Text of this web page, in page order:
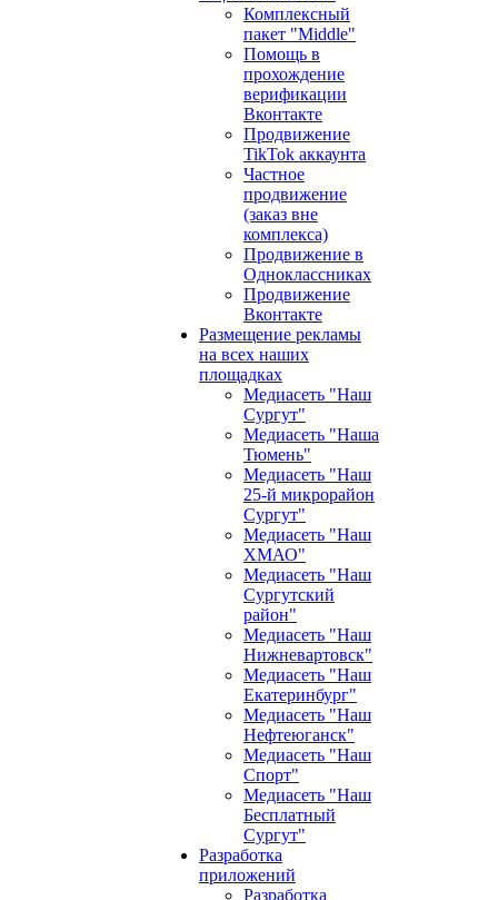
Комплексный
пакет "Middle"
Помощь в
прохождение
верификации
Вконтакте
Продвижение
TikTok аккаунта
Частное
продвижение
(заказ вне
комплекса)
Продвижение в
Одноклассниках
Продвижение
Вконтакте
Размещение рекламы
на всех наших
площадках
Медиасеть "Наш
Сургут"
Медиасеть "Наша
Тюмень"
Медиасеть "Наш
25-й микрорайон
Сургут"
Медиасеть "Наш
ХМАО"
Медиасеть "Наш
Сургутский
район"
Медиасеть "Наш
Нижневартовск"
Медиасеть "Наш
Екатеринбург"
Медиасеть "Наш
Нефтеюганск"
Медиасеть "Наш
Спорт"
Медиасеть "Наш
Бесплатный
Сургут"
Разработка
приложений
Разработка